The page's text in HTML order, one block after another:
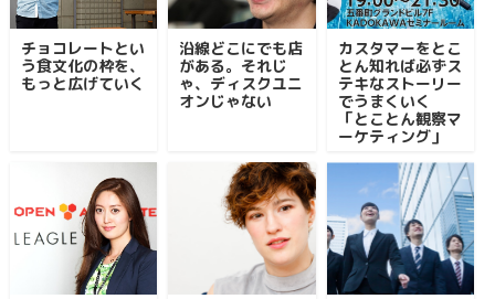
チョコレートとい
う食文化の枠を、
もっと広げていく
沿線どこにでも店
がある。それじ
ゃ、ディスクユニ
オンじゃない
カスタマーをとこ
とん知れば必ずス
テキなストーリー
でうまくいく
「とことん観察マ
ーケティング」